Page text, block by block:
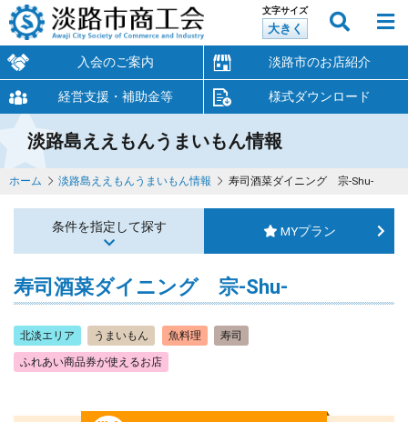
文字サイズ
大きく
入会のご案内 淡路市のお店紹介
経営支援・補助金等 様式ダウンロード
淡路島ええもんうまいもん情報
ホーム 淡路島ええもんうまいもん情報 寿司酒菜ダイニング 宗-Shu-
条件を指定して探す MYプラン
寿司酒菜ダイニング 宗-Shu-
北淡エリア うまいもん 魚料理
寿司
ふれあい商品券が使えるお店